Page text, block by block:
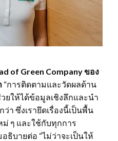
of Green Companyของ
“การติดตามและวัดผลด้าน
ยให้ได้ข้อมูลเชิงลึกและนำ
ว่า ซึ่งเรายึดเรื่องนี้เป็นพื้น
ม่ ๆ และใช้กับทุกการ
ธิบายต่อ “ไม่ว่าจะเป็นให้